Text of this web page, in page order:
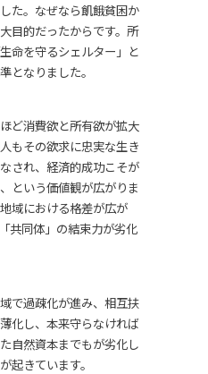
た。なぜなら飢餓貧困か
目的だったからです。所
命を守るシェルター」と
となりました。
ど消費欲と所有欲が拡大
もその欲求に忠実な生き
され、経済的成功こそが
という価値観が広がりま
域における格差が広が
共同体」の結束力が劣化
で過疎化が進み、相互扶
化し、本来守らなければ
自然資本までもが劣化し
起きています。